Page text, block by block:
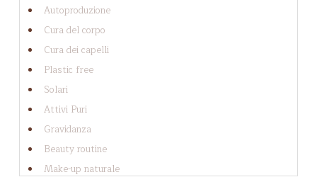
Autoproduzione
Cura del corpo
Cura dei capelli
Plastic free
Solari
Attivi Puri
Gravidanza
Beauty routine
Make-up naturale